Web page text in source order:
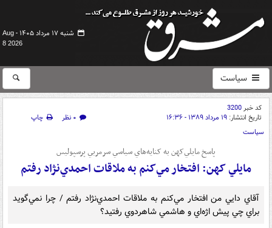
شنبه ۱۷ مرداد ۱۴۰۵ -
Aug
8 2026
سیاست
کد خبر3200
تاریخ انتشار: ۱۹ مرداد ۱۳۸۹ - ۱۶:۳۶ ۰ نظر
چاپ
سیاست
پاسخ مايلي‌کهن به کنايه‌هاي سياسي سرمربي پرسپوليس
مايلي کهن: افتخار مي‌کنم به ملاقات احمدي‌نژاد رفتم
آقاي دايي من افتخار مي‌کنم به ملاقات احمدي‌نژاد رفتم / چرا نمي‌گويد
براي چي پيش اژه‌اي و هاشمي شاهردوي رفتيد؟